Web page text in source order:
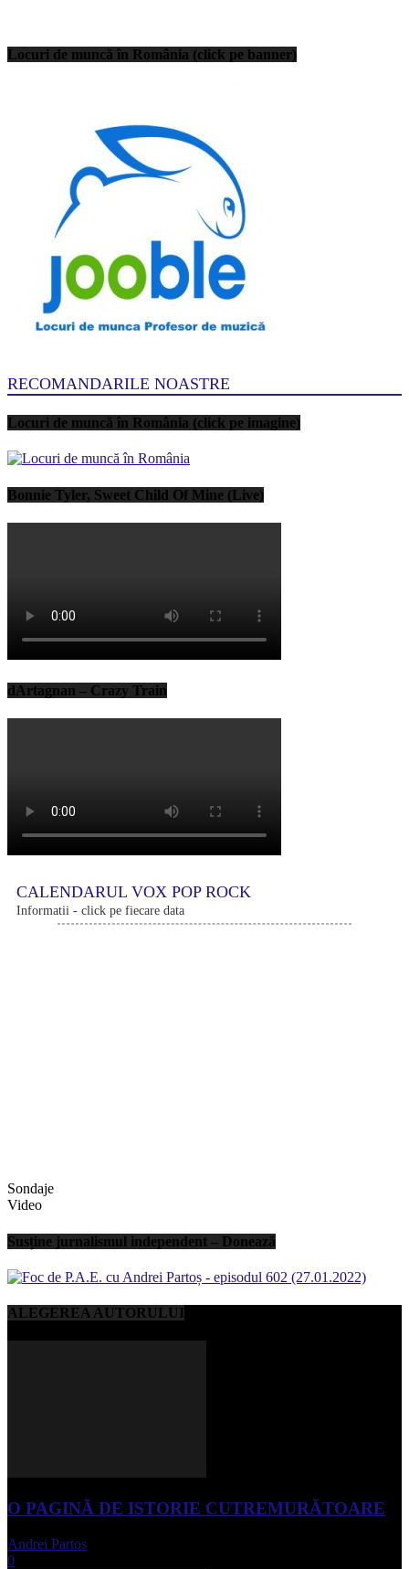
Locuri de muncă în România (click pe banner)
RECOMANDARILE NOASTRE
Locuri de muncă în România (click pe imagine)
Bonnie Tyler, Sweet Child Of Mine (Live)
dArtagnan – Crazy Train
CALENDARUL VOX POP ROCK
Informatii - click pe fiecare data
Sondaje
Video
Susține jurnalismul independent – Donează
ALEGEREA AUTORULUI
O PAGINĂ DE ISTORIE CUTREMURĂTOARE
Andrei Partos
0